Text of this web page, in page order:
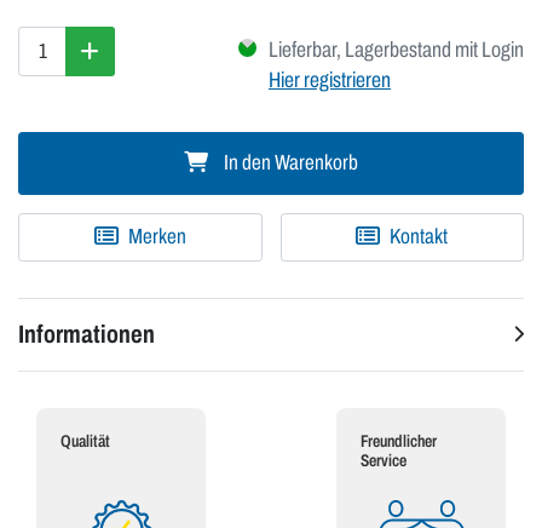
Lieferbar, Lagerbestand mit Login
Hier registrieren
In den Warenkorb
Merken Kontakt
Informationen
Qualität
Freundlicher
Service